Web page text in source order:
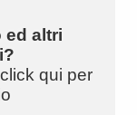
ed altri
qui per